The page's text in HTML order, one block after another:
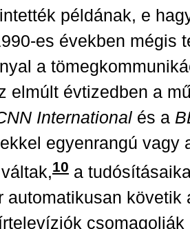
példának, e
es években mégis
a
elmúlt évtizedben a
International és a
egyenrangú vagy
10 a
automatikusan követik
csomagolják